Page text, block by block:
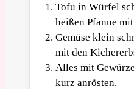
Tofu in Würfel
heißen Pfanne
Gemüse klein
mit den
Alles mit
kurz anrösten.